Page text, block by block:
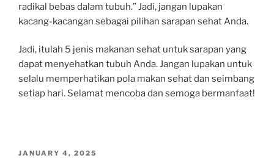
radikal bebas dalam tubuh.” Jadi, jangan lupakan
kacang-kacangan sebagai pilihan sarapan sehat Anda.
Jadi, itulah 5 jenis makanan sehat untuk sarapan yang
dapat menyehatkan tubuh Anda. Jangan lupakan untuk
selalu memperhatikan pola makan sehat dan seimbang
setiap hari. Selamat mencoba dan semoga bermanfaat!
POSTED
JANUARY 4, 2025